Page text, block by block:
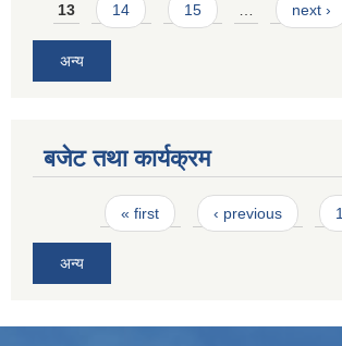
13 14 15 … next ›
अन्य
बजेट तथा कार्यक्रम
Pages« first ‹ previous 1
अन्य